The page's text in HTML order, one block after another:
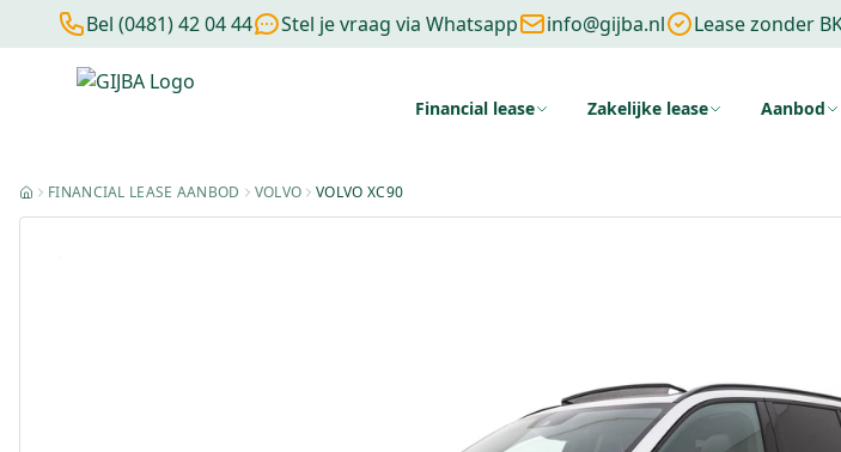
Bel (0481) 42 04 44 Stel je vraag via Whatsapp info@gijba.nl Lease zonder
Financial lease Zakelijke lease Aanbod
Financial lease berekenenNegatieve BKR Zonder BKR toetsing
FINANCIAL LEASE AANBOD VOLVO VOLVO XC90